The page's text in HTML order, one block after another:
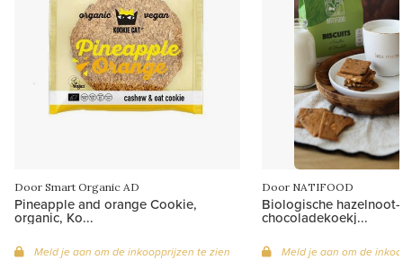
Door Smart Organic AD
Pineapple and orange Cookie,
organic, Ko...
Meld je aan om de inkoopprijzen te zien
Door NATIFOOD
Biologische hazelnoot-
chocoladekoekj...
Meld je aan om de